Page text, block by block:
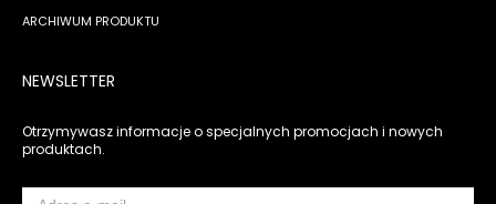
ARCHIWUM PRODUKTU
NEWSLETTER
Otrzymywasz informacje o specjalnych promocjach i nowych
produktach.